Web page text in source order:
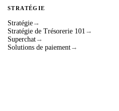
STRATÉGIE
Stratégie →
Stratégie de Trésorerie 101 →
Superchat →
Solutions de paiement →